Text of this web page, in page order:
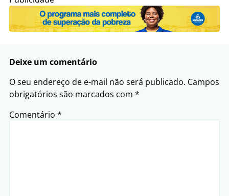
Deixe um comentário
O seu endereço de e-mail não será publicado. Campos
obrigatórios são marcados com *
Comentário *